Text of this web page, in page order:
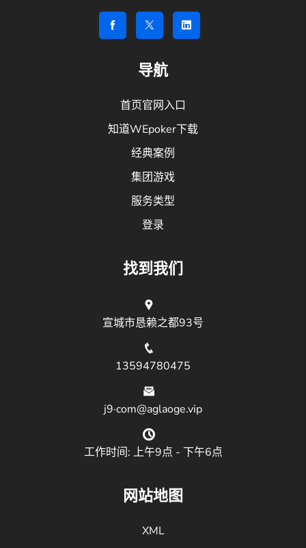
导航
首页官网入口
知道WEpoker下载
经典案例
集团游戏
服务类型
登录
找到我们
宣城市恳赖之都93号
13594780475
j9·com@aglaoge.vip
工作时间: 上午9点 - 下午6点
网站地图
XML